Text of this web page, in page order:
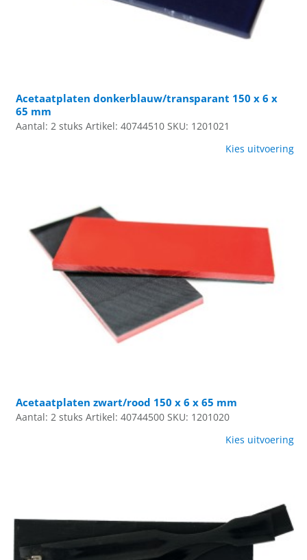
Acetaatplaten donkerblauw/transparant 150 x 6 x
65 mm
Aantal: 2 stuks Artikel: 40744510 SKU: 1201021
Kies uitvoering
Acetaatplaten zwart/rood 150 x 6 x 65 mm
Aantal: 2 stuks Artikel: 40744500 SKU: 1201020
Kies uitvoering